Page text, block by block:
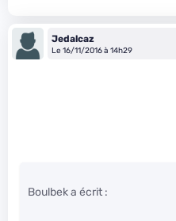
Jedalcaz
Le 16/11/2016 à 14h29
Boulbek a écrit :